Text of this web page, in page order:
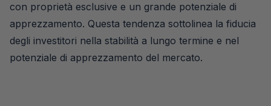
con proprietà esclusive e un grande potenziale di
apprezzamento. Questa tendenza sottolinea la fiducia
degli investitori nella stabilità a lungo termine e nel
potenziale di apprezzamento del mercato.